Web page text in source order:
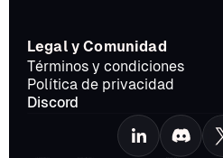
Legal y Comunidad
Términos y condiciones
Política de privacidad
Discord